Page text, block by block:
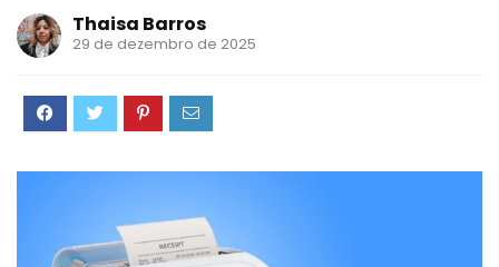
Thaisa Barros
29 de dezembro de 2025